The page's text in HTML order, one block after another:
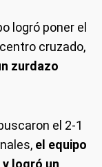
logró poner el
cruzado,
zurdazo
el 2-1
el equipo
logró un